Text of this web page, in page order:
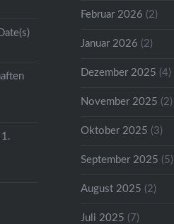
Februar 2026 (2)
Januar 2026 (2)
Dezember 2025 (4)
November 2025 (2)
Oktober 2025 (3)
September 2025 (5)
August 2025 (2)
Juli 2025 (7)